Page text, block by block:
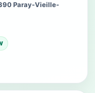
Paray-Vieille-